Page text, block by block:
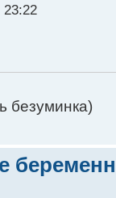
23:22
безуминка)